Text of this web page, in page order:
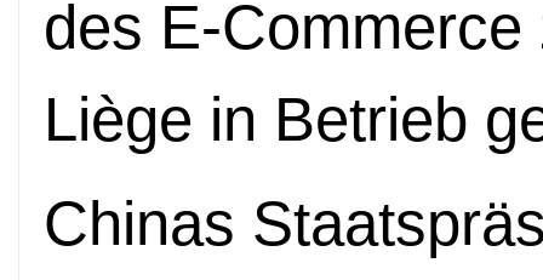
des E-
Liège in Betrieb
Chinas